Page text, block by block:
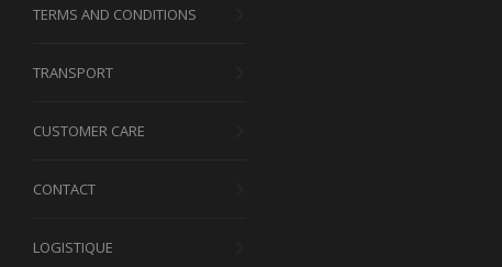
TERMS AND CONDITIONS
TRANSPORT
CUSTOMER CARE
CONTACT
LOGISTIQUE